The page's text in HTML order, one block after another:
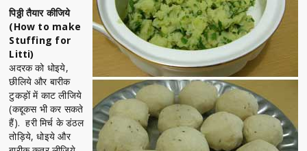
पिठ्ठी तैयार कीजिये
(How to make
Stuffing for
Litti)
अदरक को धोइये,
छीलिये और बारीक
टुकड़ों में काट लीजिये
(कद्दूकस भी कर सकते
हैं). हरी मिर्च के डंठल
तोड़िये, धोइये और